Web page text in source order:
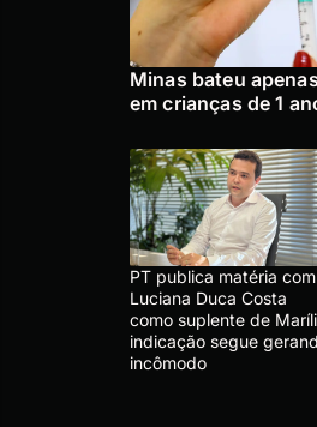
Minas bateu
em crianças de 1
PT publica matéria com
Luciana Duca Costa
como suplente de
indicação segue
incômodo